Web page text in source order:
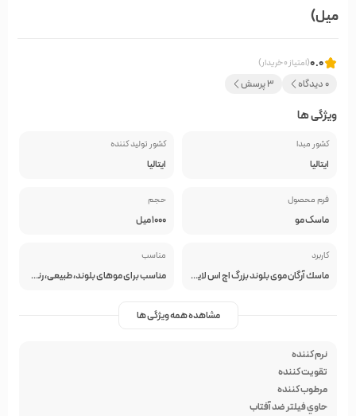
میل)
0.0(امتیاز 0 خریدار)
0 دیدگاه 3 پرسش
ویژگی ها
کشور مبدا
ایتالیا
کشور تولید کننده
ایتالیا
فرم محصول
ماسک مو
حجم
1000 میل
کاربرد
ماسك آرگان موى بلوند بزرگ اچ اس لاین باعث آبرسانى عدم گره خوردن مو و ترميم كننده ساقه مو مى باشد.
مناسب
مناسب براى موهاى بلوند، طبيعى، رنگ شده، هاى لايت، خاكسترى و سفيد
مشاهده همه ویژگی ها
نرم کننده
تقويت کننده
مرطوب کننده
حاوي فيلتر ضد آفتاب